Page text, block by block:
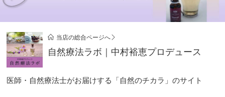
当店の総合ページへ
自然療法ラボ｜中村裕恵プロデュース
医師・自然療法士がお届けする「自然のチカラ」のサイト